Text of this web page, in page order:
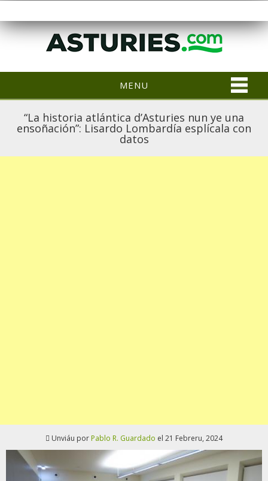
MENU
“La historia atlántica d’Asturies nun ye una
ensoñación”: Lisardo Lombardía esplícala con
datos
Unviáu por Pablo R. Guardado el 21 Febreru, 2024